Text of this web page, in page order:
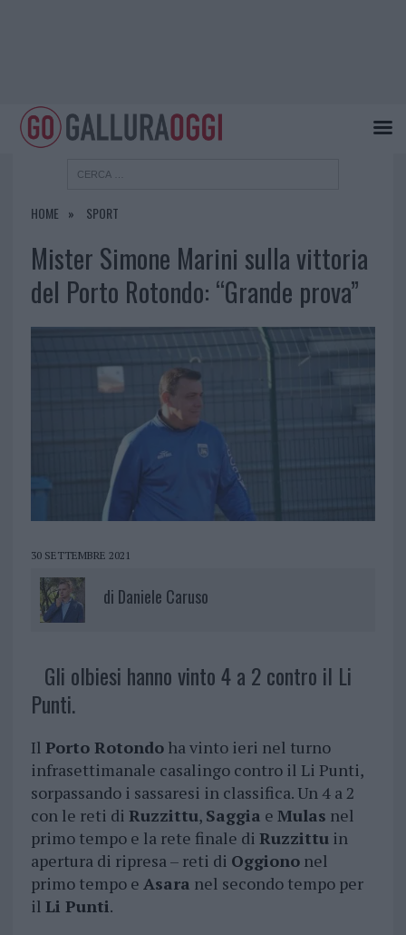
HOME SPORT
Mister Simone Marini sulla vittoria
del Porto Rotondo: “Grande prova”
30 SETTEMBRE 2021
di Daniele Caruso
Gli olbiesi hanno vinto 4 a 2 contro il Li
Punti.
Il Porto Rotondoha vinto ieri nel turno
infrasettimanale casalingo contro il Li Punti,
sorpassando i sassaresi in classifica. Un 4 a 2
con le reti di Ruzzittu, Saggia e Mulas nel
primo tempo e la rete finale di Ruzzittuin
apertura di ripresa – reti di Oggiononel
primo tempo e Asara nel secondo tempo per
il Li Punti.